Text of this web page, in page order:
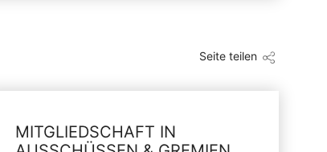
Seite teilen
MITGLIEDSCHAFT IN